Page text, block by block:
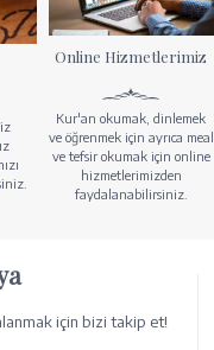
Online Hizmetlerimiz
Kur'an okumak, dinlemek
ve öğrenmek için ayrıca meal
ve tefsir okumak için online
hizmetlerimizden
faydalanabilirsiniz.
için bizi takip et!